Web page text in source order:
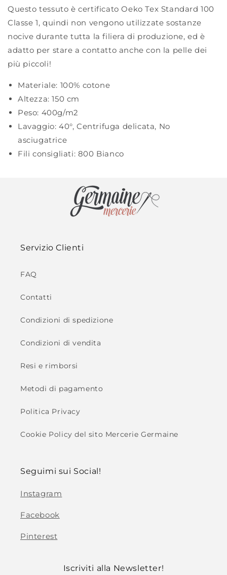
Questo tessuto è certificato Oeko Tex Standard 100
Classe 1, quindi non vengono utilizzate sostanze
nocive durante tutta la filiera di produzione, ed è
adatto per stare a contatto anche con la pelle dei
più piccoli!
Materiale: 100% cotone
Altezza: 150 cm
Peso: 400g/m2
Lavaggio: 40°, Centrifuga delicata, No
asciugatrice
Fili consigliati: 800 Bianco
Servizio Clienti
FAQ
Contatti
Condizioni di spedizione
Condizioni di vendita
Resi e rimborsi
Metodi di pagamento
Politica Privacy
Cookie Policy del sito Mercerie Germaine
Seguimi sui Social!
Instagram
Facebook
Pinterest
Iscriviti alla Newsletter!